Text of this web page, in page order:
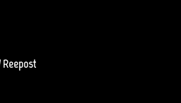
Reepost